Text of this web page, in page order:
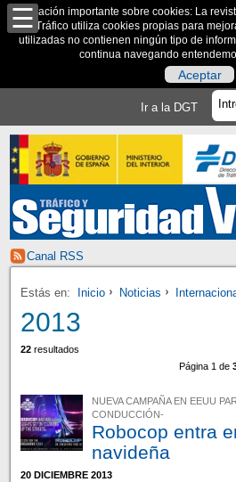
Información importante sobre cookies: La
de Tráfico utiliza cookies propias para
utilizadas no contienen ningún tipo de
continua navegando
Aceptar
Ir a la DGT
Canal RSS
Estás en: Inicio Noticias
2013
22resultados
Página 1 de
NUEVA CAMPAÑA EN EEUU
CONDUCCIÓN-
Robocop entra
navideña
20 DICIEMBRE 2013